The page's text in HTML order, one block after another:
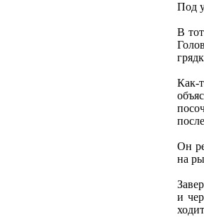
Под
В
Как-
Он
на
и